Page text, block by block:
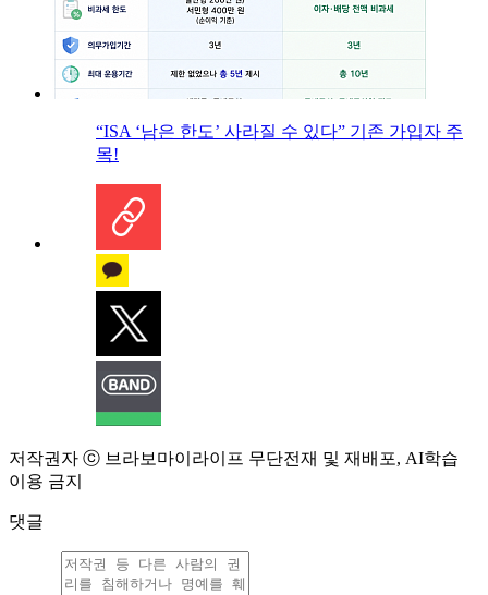
“ISA ‘남은 한도’ 사라질 수 있다” 기존 가입자 주
목!
저작권자 ⓒ 브라보마이라이프 무단전재 및 재배포, AI학습
이용 금지
댓글